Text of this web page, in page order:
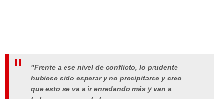
"Frente a ese nivel de conflicto, lo prudente
hubiese sido esperar y no precipitarse y creo
que esto se va a ir enredando más y van a